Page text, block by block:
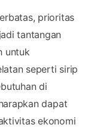
prioritas
tantangan
untuk
seperti sirip
di
dapat
ekonomi